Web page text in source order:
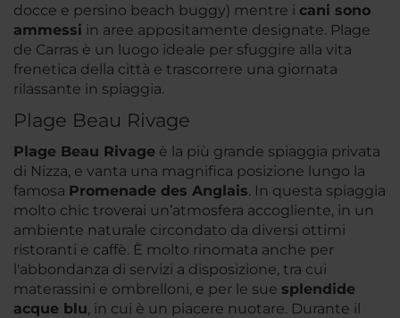
docce e persino beach buggy) mentre i cani sono
ammessi in aree appositamente designate. Plage
de Carras è un luogo ideale per sfuggire alla vita
frenetica della città e trascorrere una giornata
rilassante in spiaggia.
Plage Beau Rivage
Plage Beau Rivage è la più grande spiaggia privata
di Nizza, e vanta una magnifica posizione lungo la
famosa Promenade des Anglais. In questa spiaggia
molto chic troverai un’atmosfera accogliente, in un
ambiente naturale circondato da diversi ottimi
ristoranti e caffè. È molto rinomata anche per
l'abbondanza di servizi a disposizione, tra cui
materassini e ombrelloni, e per le sue splendide
acque blu, in cui è un piacere nuotare. Durante il